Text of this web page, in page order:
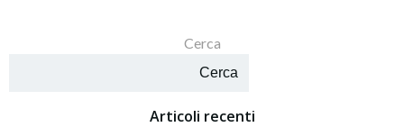
Cerca
Cerca
Articoli recenti